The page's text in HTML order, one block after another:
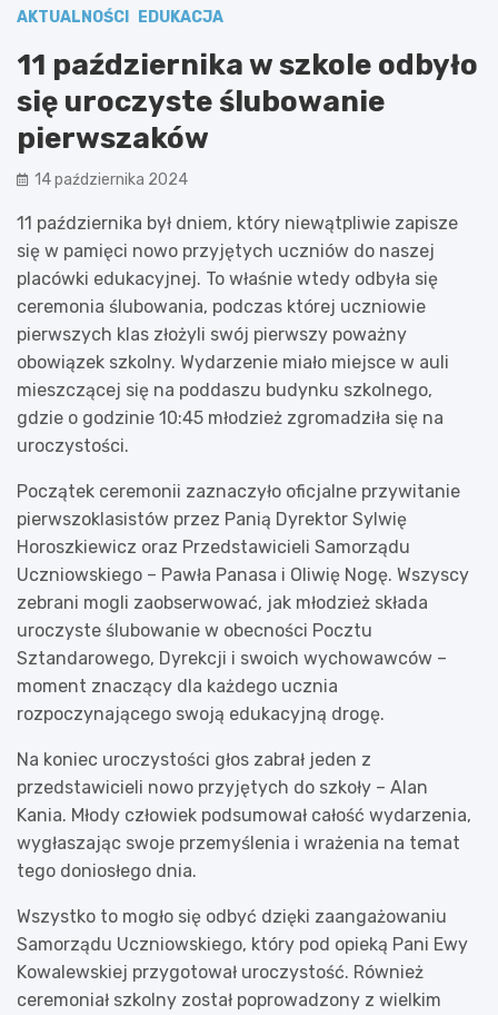
AKTUALNOŚCI EDUKACJA
11 października w szkole odbyło
się uroczyste ślubowanie
pierwszaków
14 października 2024
11 października był dniem, który niewątpliwie zapisze
się w pamięci nowo przyjętych uczniów do naszej
placówki edukacyjnej. To właśnie wtedy odbyła się
ceremonia ślubowania, podczas której uczniowie
pierwszych klas złożyli swój pierwszy poważny
obowiązek szkolny. Wydarzenie miało miejsce w auli
mieszczącej się na poddaszu budynku szkolnego,
gdzie o godzinie 10:45 młodzież zgromadziła się na
uroczystości.
Początek ceremonii zaznaczyło oficjalne przywitanie
pierwszoklasistów przez Panią Dyrektor Sylwię
Horoszkiewicz oraz Przedstawicieli Samorządu
Uczniowskiego – Pawła Panasa i Oliwię Nogę. Wszyscy
zebrani mogli zaobserwować, jak młodzież składa
uroczyste ślubowanie w obecności Pocztu
Sztandarowego, Dyrekcji i swoich wychowawców –
moment znaczący dla każdego ucznia
rozpoczynającego swoją edukacyjną drogę.
Na koniec uroczystości głos zabrał jeden z
przedstawicieli nowo przyjętych do szkoły – Alan
Kania. Młody człowiek podsumował całość wydarzenia,
wygłaszając swoje przemyślenia i wrażenia na temat
tego doniosłego dnia.
Wszystko to mogło się odbyć dzięki zaangażowaniu
Samorządu Uczniowskiego, który pod opieką Pani Ewy
Kowalewskiej przygotował uroczystość. Również
ceremoniał szkolny został poprowadzony z wielkim